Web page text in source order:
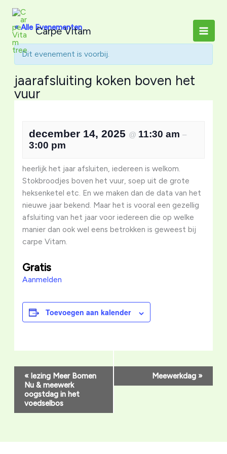
naar
inhoud
Carpe Vitam
« Alle Evenementen
Dit evenement is voorbij.
jaarafsluiting koken boven het
vuur
december 14, 2025 @ 11:30 am –
3:00 pm
heerlijk het jaar afsluiten, iedereen is welkom.
Stokbroodjes boven het vuur, soep uit de grote
heksenketel etc. En we maken dan de data van het
nieuwe jaar bekend. Maar het is vooral een gezellig
afsluiting van het jaar voor iedereen die op welke
manier dan ook wel eens betrokken is geweest bij
carpe Vitam.
Gratis
Aanmelden
Toevoegen aan kalender
Evenement
Navigatie
« lezing Meer Bomen
Nu & meewerk
oogstdag in het
voedselbos
Meewerkdag »